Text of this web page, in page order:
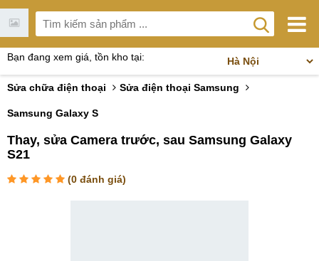
Bạn đang xem giá, tồn kho tại:
Sửa chữa điện thoại Sửa điện thoại Samsung
Samsung Galaxy S
Thay, sửa Camera trước, sau Samsung Galaxy
S21
(0 đánh giá)